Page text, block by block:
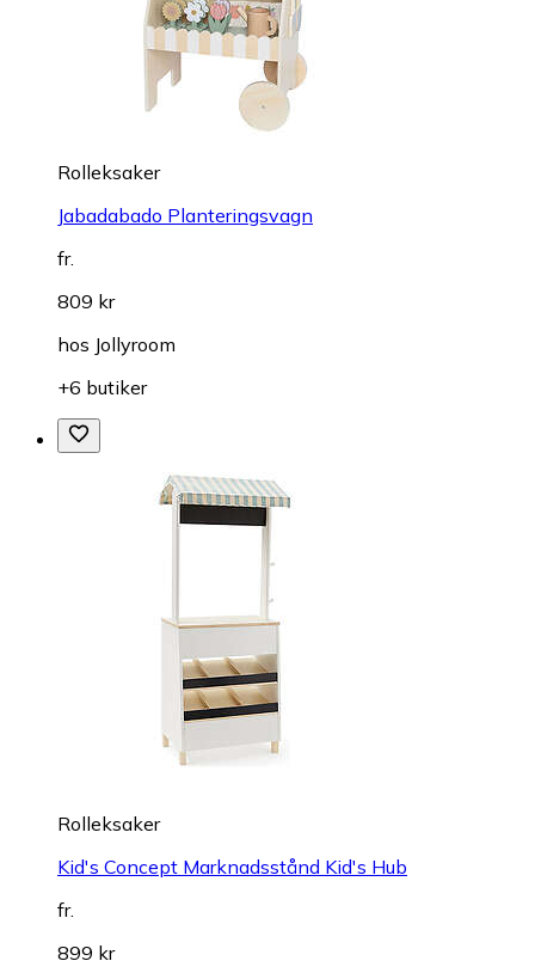
Rolleksaker
Jabadabado Planteringsvagn
fr.
809 kr
hos Jollyroom
+6 butiker
Rolleksaker
Kid's Concept Marknadsstånd Kid's Hub
fr.
899 kr